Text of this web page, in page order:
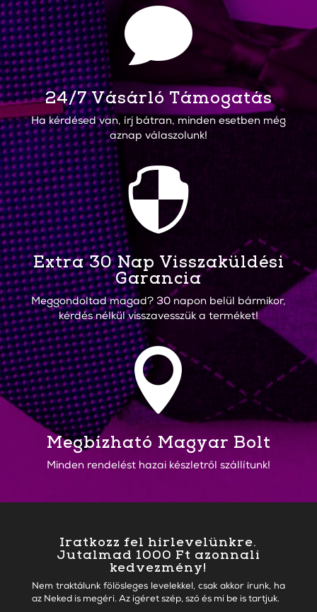

24/7 Vásárló Támogatás
Ha kérdésed van, írj bátran, minden esetben még
aznap válaszolunk!

Extra 30 Nap Visszaküldési
Garancia
Meggondoltad magad? 30 napon belül bármikor,
kérdés nélkül visszavesszük a terméket!

Megbízható Magyar Bolt
Minden rendelést hazai készletről szállítunk!
Iratkozz fel hírlevelünkre.
Jutalmad 1000 Ft azonnali
kedvezmény!
Nem traktálunk fölösleges levelekkel, csak akkor írunk, ha
az Neked is megéri. Az igéret szép, szó és mi be is tartjuk.